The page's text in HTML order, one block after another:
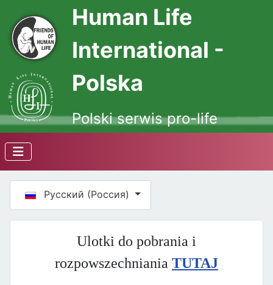
Human Life
International -
Polska
Polski serwis pro-life
Русский (Россия)
Ulotki do pobrania i
rozpowszechniania TUTAJ